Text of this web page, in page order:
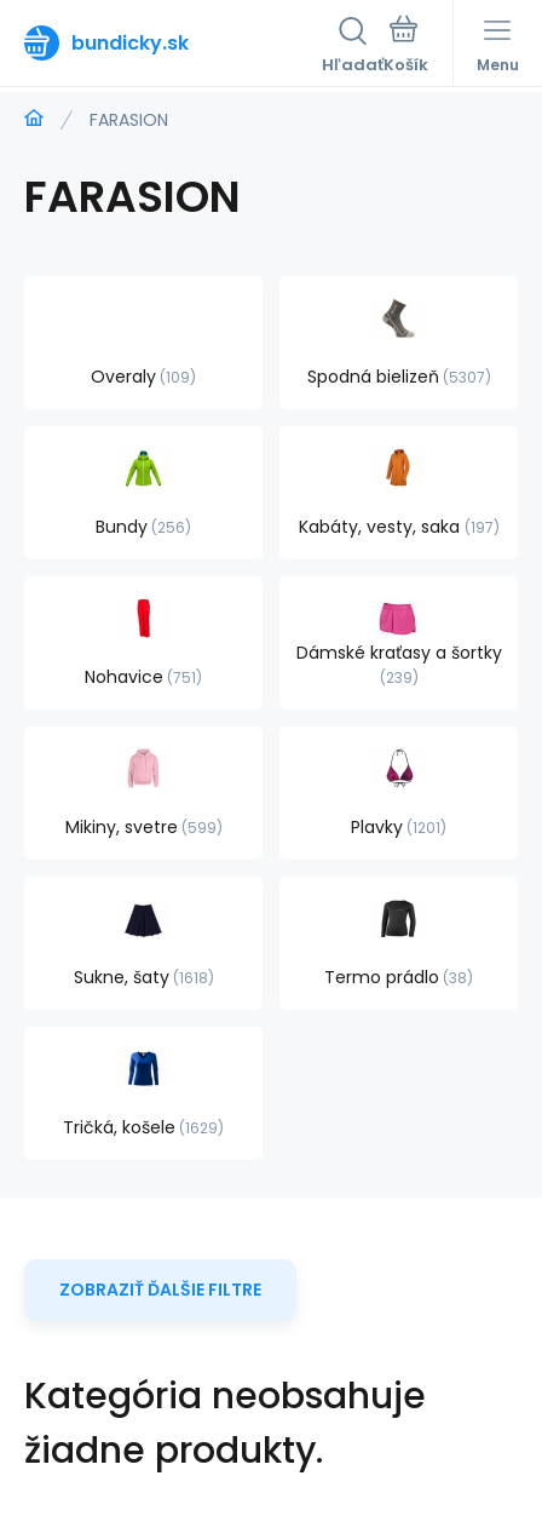
bundicky.sk
Hľadať Menu
FARASION
FARASION
Overaly 109 Spodná bielizeň 5307
Bundy 256 Kabáty, vesty, saka 197
Nohavice 751
Dámské kraťasy a šortky
239
Mikiny, svetre 599 Plavky 1201
Sukne, šaty 1618 Termo prádlo 38
Tričká, košele 1629
ZOBRAZIŤ ĎALŠIE FILTRE
Kategória neobsahuje
žiadne produkty.